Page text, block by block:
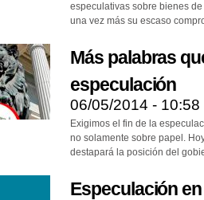
especulativas sobre bienes
una vez más su escaso
Más palabras
especulación
06/05/2014 - 10:58
Exigimos el fin de la
no solamente sobre papel.
destapará la posición del
Especulación